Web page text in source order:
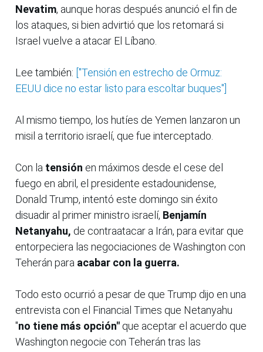
Nevatim, aunque horas después anunció el fin de
los ataques, si bien advirtió que los retomará si
Israel vuelve a atacar El Líbano.
Lee también: ["Tensión en estrecho de Ormuz:
EEUU dice no estar listo para escoltar buques"]
Al mismo tiempo, los hutíes de Yemen lanzaron un
misil a territorio israelí, que fue interceptado.
Con la tensión en máximos desde el cese del
fuego en abril, el presidente estadounidense,
Donald Trump, intentó este domingo sin éxito
disuadir al primer ministro israelí, Benjamín
Netanyahu, de contraatacar a Irán, para evitar que
entorpeciera las negociaciones de Washington con
Teherán para acabar con la guerra.
Todo esto ocurrió a pesar de que Trump dijo en una
entrevista con el Financial Times que Netanyahu
"no tiene más opción" que aceptar el acuerdo que
Washington negocie con Teherán tras las